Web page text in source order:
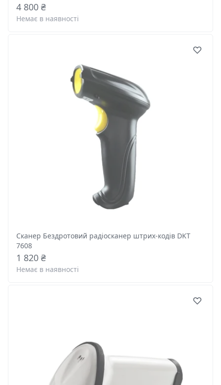
4 800 ₴
Немає в наявності
Сканер Бездротовий радіосканер штрих-кодів DKT
7608
1 820 ₴
Немає в наявності